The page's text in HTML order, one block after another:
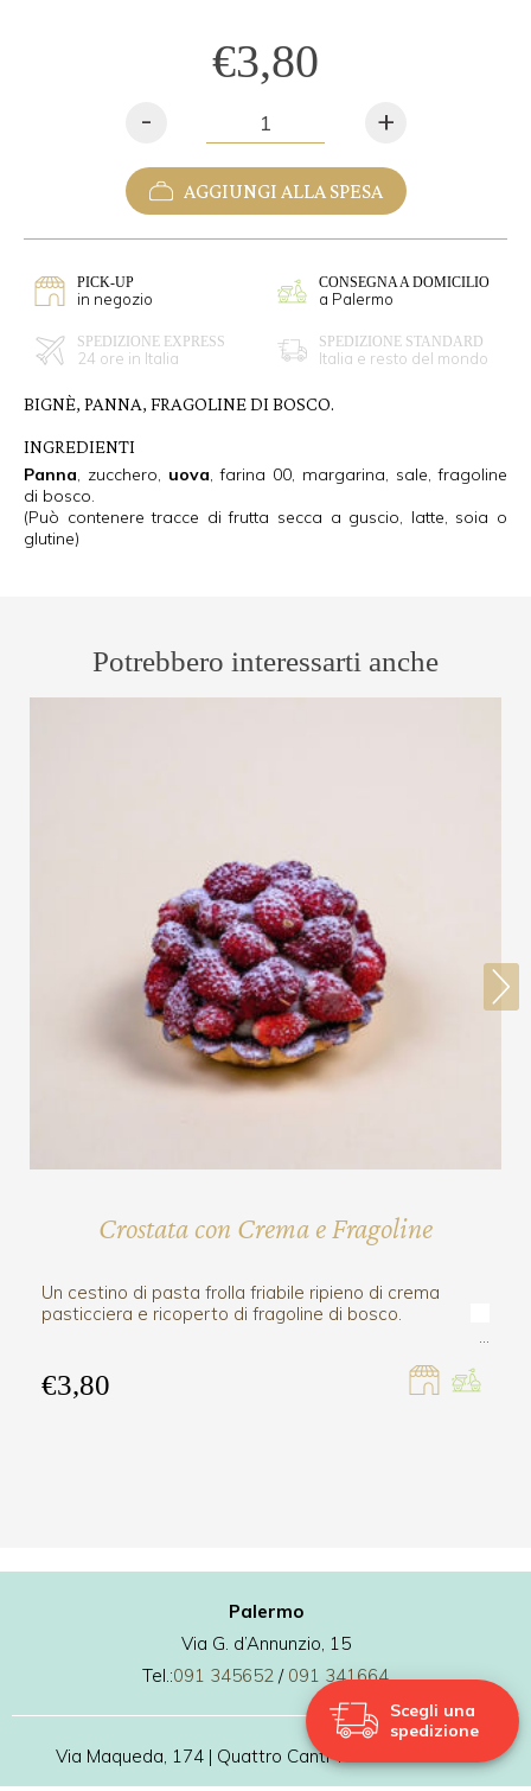
Scegli una
spedizione
PICK-UP
in negozio
CONSEGNA A DOMICILIO
a Palermo
SPEDIZIONE EXPRESS
24 ore in Italia
SPEDIZIONE STANDARD
Italia e resto del mondo
€3,80
- +
AGGIUNGI ALLA SPESA
BIGNÈ, PANNA, FRAGOLINE DI BOSCO.
INGREDIENTI
Panna, zucchero, uova, farina 00, margarina, sale, fragoline
di bosco.
(Può contenere tracce di frutta secca a guscio, latte, soia o
glutine)
Potrebbero interessarti anche
Crostata con Crema e Fragoline
Un cestino di pasta frolla friabile ripieno di crema
pasticciera e ricoperto di fragoline di bosco.
€3,80
>
Palermo
Via G. d’Annunzio, 15
Tel.:091 345652 / 091 341664
Via Maqueda, 174 | Quattro Canti Tel.: